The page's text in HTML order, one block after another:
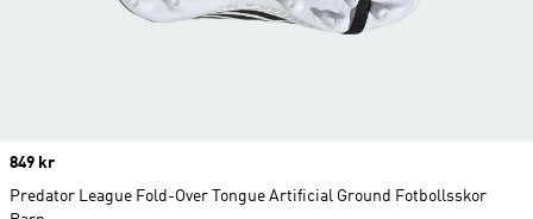
Price
849 kr
Predator League Fold-Over Tongue Artificial Ground Fotbollsskor